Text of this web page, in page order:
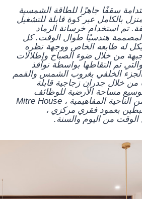
سقفًا جاهزًا للطاقة الشمسية
بالكامل عبر كوة قابلة للتشغيل
تم استخدام خرسانة الرماد
هندسيًا طوال الوقت. كل
له طابعه الخاص ووجهة نظره
من خلال ضوء الصباح وإطلالات
تم التقاطها بواسطة نوافذ
الجزء الخلفي بغروب الشمس والقمم
من خلال جدران زجاجية قابلة
مساحة الأرضية للوظائف
الداخلية والخارجية. من الناحية المفاهيمية ، Mitre House
بعمود فقري مركزي ،
من اليوم والسنة.